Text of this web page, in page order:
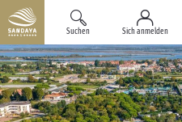
Suchen Sich anmelden